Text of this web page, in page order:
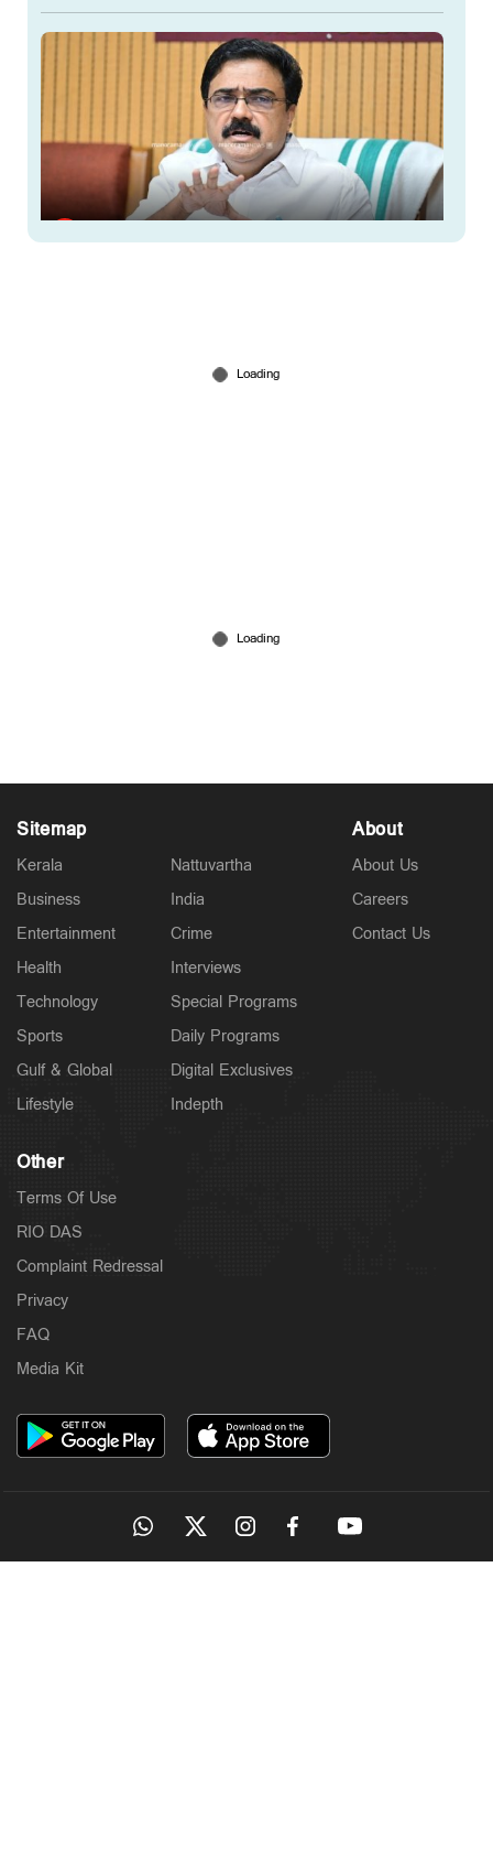
'വിജയ്​യുടെ തലയിലൊന്നുമില്ല, തമിഴ് ജനത ഈ
വിഡ്ഢിയില്‍ നിരാശരാകും'; വിമര്‍ശിച്ച് മുന്‍
Sitemap
Kerala
Business
Entertainment
Health
Technology
Sports
Gulf & Global
Lifestyle
Nattuvartha
India
Crime
Interviews
Special Programs
Daily Programs
Digital Exclusives
Indepth
About
About Us
Careers
Contact Us
Other
Terms Of Use
RIO DAS
Complaint Redressal
Privacy
FAQ
Media Kit